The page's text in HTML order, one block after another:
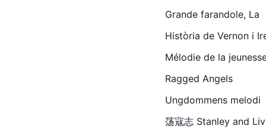
Grande farandole, La
Història de Vernon i
Mélodie de la
Ragged Angels
Ungdommens melodi
荡寇志 Stanley and